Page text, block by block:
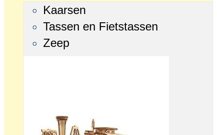
Kaarsen
Tassen en Fietstassen
Zeep